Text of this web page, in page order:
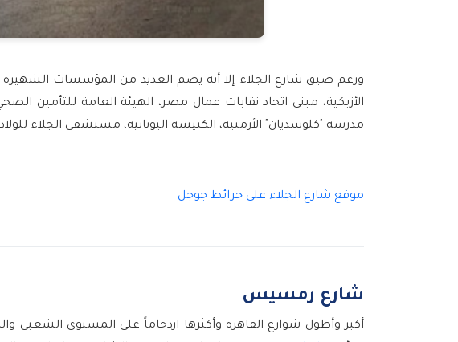
ورغم ضيق شارع الجلاء إلا أنه يضم العديد من المؤسسات
الأزبكية، مبنى اتحاد نقابات عمال مصر، الهيئة العامة للتأمين
مدرسة "كلوسديان" الأرمنية، الكنيسة اليونانية، مستشفى الجلاء
موقع شارع الجلاء على خرائط جوجل
شارع رمسيس
أكبر وأطول شوارع القاهرة وأكثرها ازدحاماً على المستوى الشعبي